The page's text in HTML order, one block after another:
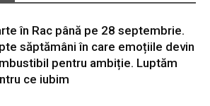
în Rac până pe 28 septembrie.
săptămâni în care emoțiile devin
pentru ambiție. Luptăm
ce iubim